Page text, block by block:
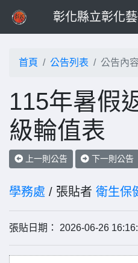
彰化縣立彰化
首頁 公告列表 公告內容
115年暑假
級輪值表
上一則公告 下一則公告
學務處 / 張貼者 衛生保
張貼日期： 2026-06-26